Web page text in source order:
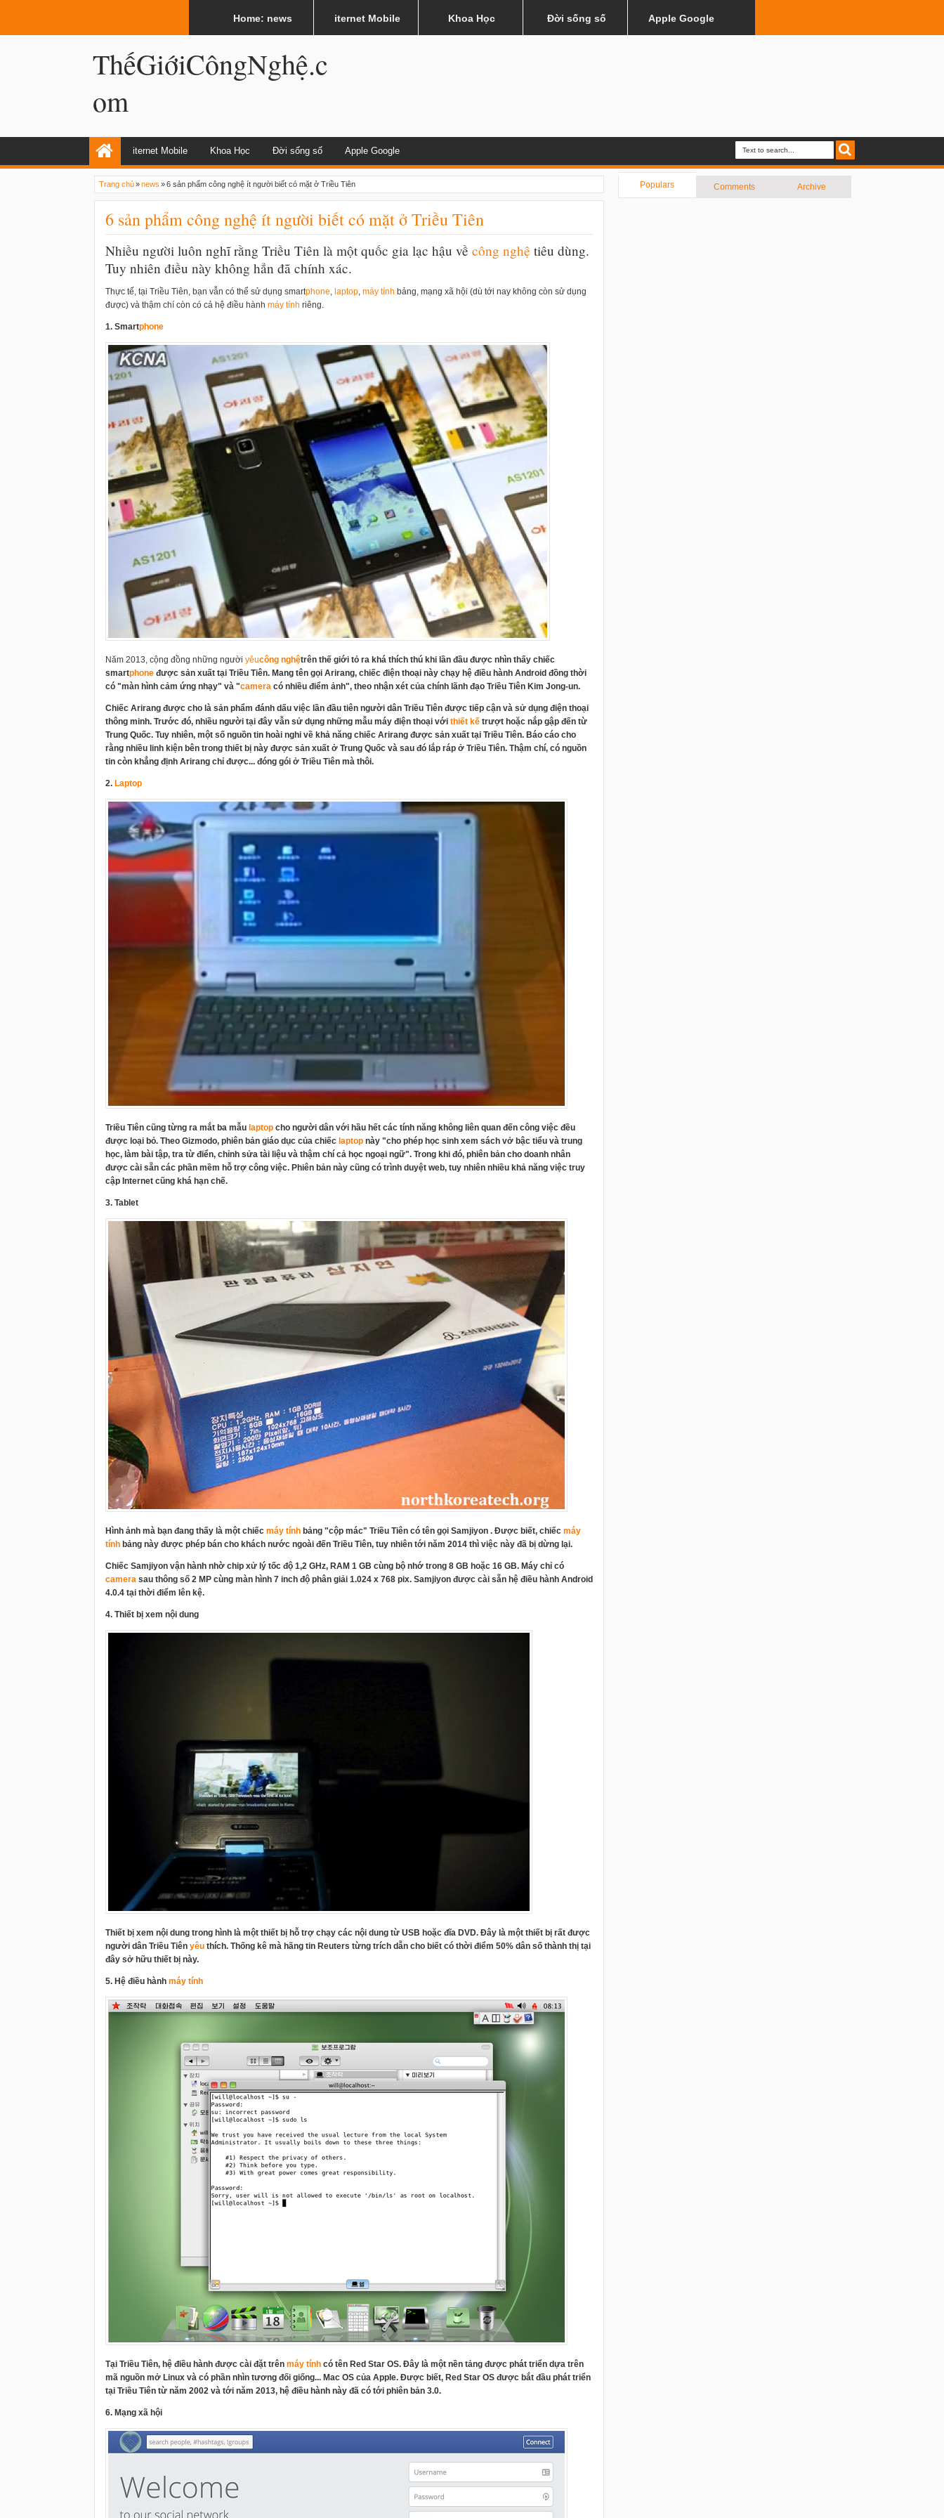
ThếGiớiCôngNghệ.c
om
iternet Mobile Khoa Học Đời sống số Apple Google
Populars Comments Archive
Trang chủ»news »6 sản phẩm công nghệ ít người biết có mặt ở Triều Tiên
6 sản phẩm công nghệ ít người biết có mặt ở Triều Tiên
Nhiều người luôn nghĩ rằng Triều Tiên là một quốc gia lạc hậu về công nghệ tiêu dùng.
Tuy nhiên điều này không hẳn đã chính xác.
Thực tế, tại Triều Tiên, bạn vẫn có thể sử dụng smartphone, laptop, máy tính bảng, mạng xã hội (dù tới nay không còn sử dụng
được) và thậm chí còn có cả hệ điều hành máy tính riêng.
1. Smartphone
Năm 2013, cộng đồng những người yêucông nghệtrên thế giới tỏ ra khá thích thú khi lần đầu được nhìn thấy chiếc
smartphone được sản xuất tại Triều Tiên. Mang tên gọi Arirang, chiếc điện thoại này chạy hệ điều hành Android đồng thời
có "màn hình cảm ứng nhạy" và "camera có nhiều điểm ảnh", theo nhận xét của chính lãnh đạo Triều Tiên Kim Jong-un.
Chiếc Arirang được cho là sản phẩm đánh dấu việc lần đầu tiên người dân Triều Tiên được tiếp cận và sử dụng điện thoại
thông minh. Trước đó, nhiều người tại đây vẫn sử dụng những mẫu máy điện thoại với thiết kế trượt hoặc nắp gập đến từ
Trung Quốc. Tuy nhiên, một số nguồn tin hoài nghi về khả năng chiếc Arirang được sản xuất tại Triều Tiên. Báo cáo cho
rằng nhiều linh kiện bên trong thiết bị này được sản xuất ở Trung Quốc và sau đó lắp ráp ở Triều Tiên. Thậm chí, có nguồn
tin còn khẳng định Arirang chỉ được... đóng gói ở Triều Tiên mà thôi.
2. Laptop
Triều Tiên cũng từng ra mắt ba mẫu laptop cho người dân với hầu hết các tính năng không liên quan đến công việc đều
được loại bỏ. Theo Gizmodo, phiên bản giáo dục của chiếc laptop này "cho phép học sinh xem sách vở bậc tiểu và trung
học, làm bài tập, tra từ điển, chỉnh sửa tài liệu và thậm chí cả học ngoại ngữ". Trong khi đó, phiên bản cho doanh nhân
được cài sẵn các phần mềm hỗ trợ công việc. Phiên bản này cũng có trình duyệt web, tuy nhiên nhiều khả năng việc truy
cập Internet cũng khá hạn chế.
3. Tablet
Hình ảnh mà bạn đang thấy là một chiếc máy tính bảng "cộp mác" Triều Tiên có tên gọi Samjiyon . Được biết, chiếc máy
tính bảng này được phép bán cho khách nước ngoài đến Triều Tiên, tuy nhiên tới năm 2014 thì việc này đã bị dừng lại.
Chiếc Samjiyon vận hành nhờ chip xử lý tốc độ 1,2 GHz, RAM 1 GB cùng bộ nhớ trong 8 GB hoặc 16 GB. Máy chỉ có
camera sau thông số 2 MP cùng màn hình 7 inch độ phân giải 1.024 x 768 pix. Samjiyon được cài sẵn hệ điều hành Android
4.0.4 tại thời điểm lên kệ.
4. Thiết bị xem nội dung
Thiết bị xem nội dung trong hình là một thiết bị hỗ trợ chạy các nội dung từ USB hoặc đĩa DVD. Đây là một thiết bị rất được
người dân Triều Tiên yêu thích. Thống kê mà hãng tin Reuters từng trích dẫn cho biết có thời điểm 50% dân số thành thị tại
đây sở hữu thiết bị này.
5. Hệ điều hành máy tính
Tại Triều Tiên, hệ điều hành được cài đặt trên máy tính có tên Red Star OS. Đây là một nền tảng được phát triển dựa trên
mã nguồn mở Linux và có phần nhìn tương đối giống... Mac OS của Apple. Được biết, Red Star OS được bắt đầu phát triển
tại Triều Tiên từ năm 2002 và tới năm 2013, hệ điều hành này đã có tới phiên bản 3.0.
6. Mạng xã hội
Home: news iternet Mobile Khoa Học Đời sống số Apple Google